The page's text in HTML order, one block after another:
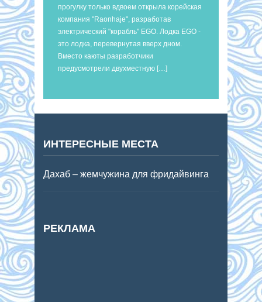
прогулку только вдвоем открыла корейская
компания "Raonhaje", разработав
электрический "корабль" EGO. Лодка EGO -
это лодка, перевернутая вверх дном.
Вместо каюты разработчики
предусмотрели двухместную […]
ИНТЕРЕСНЫЕ МЕСТА
Дахаб – жемчужина для фридайвинга
РЕКЛАМА